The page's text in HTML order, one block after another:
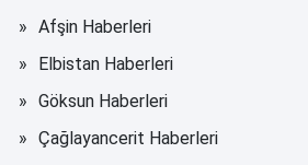
Afşin Haberleri
Elbistan Haberleri
Göksun Haberleri
Çağlayancerit Haberleri